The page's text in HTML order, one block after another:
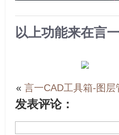
以上功能来在言
« 言一CAD工具箱-图层
发表评论：